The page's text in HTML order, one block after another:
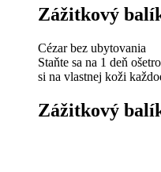
Zážitkový
Cézar bez ubytovania
Staňte sa na 1 deň
si na vlastnej koži
Zážitkový